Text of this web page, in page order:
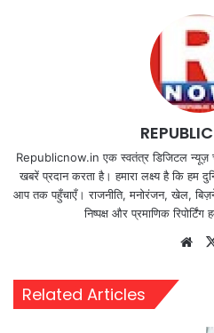
Republicnow.in एक स्वतंत्र डिजिटल
खबरें प्रदान करता है। हमारा लक्ष्य है कि हम
आप तक पहुँचाएँ। राजनीति, मनोरंजन, खेल,
निष्पक्ष और प्रमाणिक
Related Articles